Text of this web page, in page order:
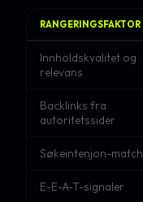
RANGERINGSFAKTOR
Innholdskvalitet og
relevans
Backlinks fra
autoritetssider
Søkeintenjon-match
E-E-A-T-signaler